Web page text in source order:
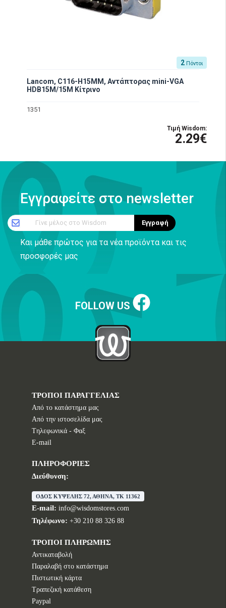
2 Πόντοι
Lancom, C116-H15MM, Αντάπτορας mini-VGA
HDB15M/15M Κίτρινο
1351
Τιμή Wisdom:
2.29€
Εγγραφείτε στο newsletter
Γίνε μέλος στο Wisdom Εγγραφή
Και μάθε πρώτος για τα νέα προϊόντα και τις
προσφορές μας
FOLLOW US
ΤΡΟΠΟΙ ΠΑΡΑΓΓΕΛΙΑΣ
Από το κατάστημα μας
Από την ιστοσελίδα μας
Tηλεφωνικά - Φαξ
E-mail
ΠΛΗΡΟΦΟΡΙΕΣ
Διεύθυνση:
ΟΔΟΣ ΚΥΨΕΛΗΣ 72, ΑΘΗΝΑ, TK 11362
E-mail: info@wisdomstores.com
Τηλέφωνο: +30 210 88 326 88
ΤΡΟΠΟΙ ΠΛΗΡΩΜΗΣ
Αντικαταβολή
Παραλαβή στο κατάστημα
Πιστωτική κάρτα
Τραπεζική κατάθεση
Paypal